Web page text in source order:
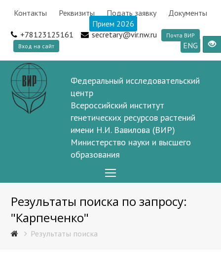
Контакты Реквизиты Подать заявку
Документы
Прием 2026
+78123125161
secretary@vir.nw.ru
Почта ВИР
Вход на сайт
ENG
Федеральный исследовательский
центр
Всероссийский институт
генетических ресурсов растений
имени Н.И. Вавилова (ВИР)
Министерство науки и высшего
образования
Menu
Результаты поиска по запросу:
"Карпеченко"
Результаты поиска